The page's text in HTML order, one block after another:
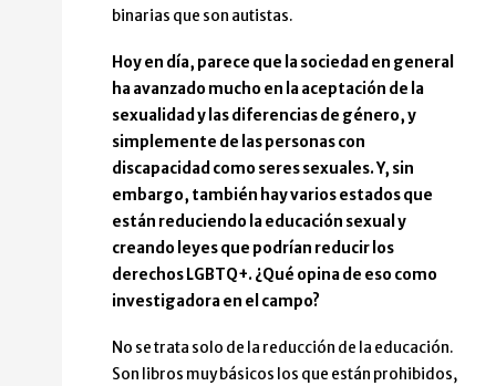
binarias que son autistas.
Hoy en día, parece que la sociedad en general
ha avanzado mucho en la aceptación de la
sexualidad y las diferencias de género, y
simplemente de las personas con
discapacidad como seres sexuales. Y, sin
embargo, también hay varios estados que
están reduciendo la educación sexual y
creando leyes que podrían reducir los
derechos LGBTQ+. ¿Qué opina de eso como
investigadora en el campo?
No se trata solo de la reducción de la educación.
Son libros muy básicos los que están prohibidos,